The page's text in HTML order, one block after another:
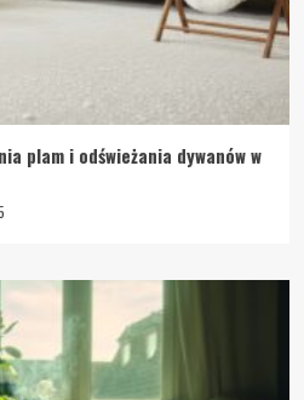
plam i odświeżania dywanów w